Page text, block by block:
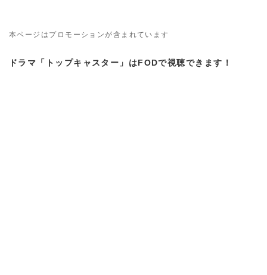
本ページはプロモーションが含まれています
ドラマ「トップキャスター」はFODで視聴できます！